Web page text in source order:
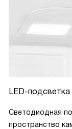
LED-подсветка
Светодиодная
пространство